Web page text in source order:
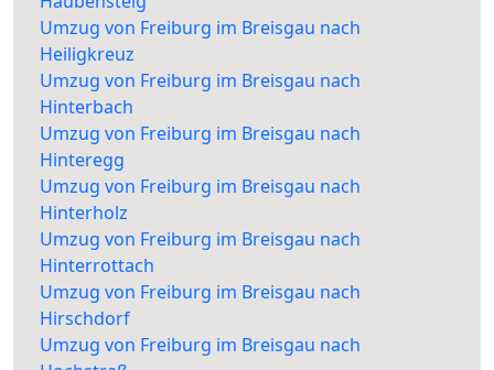
Umzug von Freiburg im Breisgau nach
Heiligkreuz
Umzug von Freiburg im Breisgau nach
Hinterbach
Umzug von Freiburg im Breisgau nach
Hinteregg
Umzug von Freiburg im Breisgau nach
Hinterholz
Umzug von Freiburg im Breisgau nach
Hinterrottach
Umzug von Freiburg im Breisgau nach
Hirschdorf
Umzug von Freiburg im Breisgau nach